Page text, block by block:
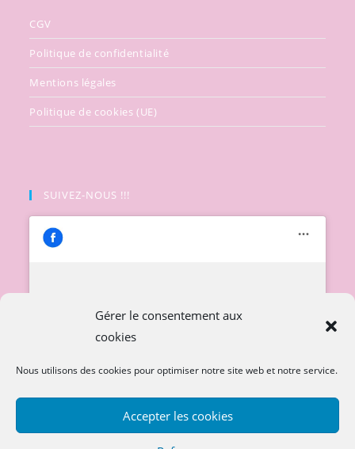
Gérer le consentement aux
cookies
Nous utilisons des cookies pour optimiser notre site web et notre service.
Accepter les cookies
CGV
Politique de confidentialité
Mentions légales
Politique de cookies (UE)
SUIVEZ-NOUS !!!
Cliquez pour accepter les cookies
marketing et activer ce contenu